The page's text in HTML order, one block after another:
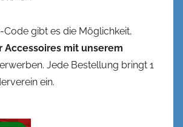
Code gibt es die Möglichkeit,
Accessoires mit unserem
Jede Bestellung bringt 1
ein.